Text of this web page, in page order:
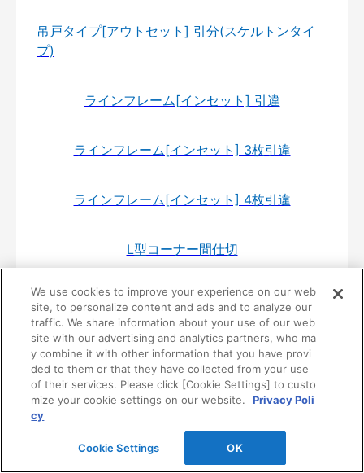
吊戸タイプ[アウトセット] 引分(スケルトンタイ
プ)
ラインフレーム[インセット] 引違
ラインフレーム[インセット] 3枚引違
ラインフレーム[インセット] 4枚引違
L型コーナー間仕切
ペットドア
ねこゲート
折戸ドア(錠なしタイプ)
居室タイプ引戸･片引
We use cookies to improve your experience on our web
site, to personalize content and ads and to analyze our
traffic. We share information about your use of our web
site with our advertising and analytics partners, who ma
y combine it with other information that you have provi
ded to them or that they have collected from your use
of their services. Please click [Cookie Settings] to custo
mize your cookie settings on our website.
Privacy Poli
cy
Cookie Settings OK